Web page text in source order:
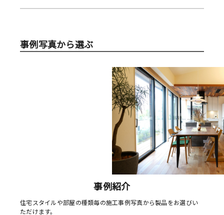
事例写真から選ぶ
事例紹介
住宅スタイルや部屋の種類毎の施工事例写真から製品をお選びい
ただけます。